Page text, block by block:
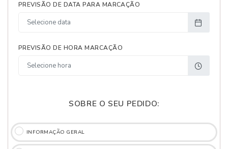
PREVISÃO DE DATA PARA MARCAÇÃO
PREVISÃO DE HORA MARCAÇÃO
SOBRE O SEU PEDIDO:
INFORMAÇÃO GERAL